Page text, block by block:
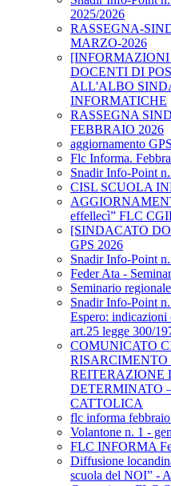
2025/2026
RASSEGNA-
MARZO-2026
DOCENTI DI
ALL'ALBO
INFORMATICHE
RASSEGNA
FEBBRAIO 2026
aggiornamento
Flc Informa.
Snadir Info-Point
CISL SCUOLA
effellecì” FLC
[SINDACATO
GPS 2026
Snadir Info-Point
Feder Ata -
Seminario
Snadir Info-Point
Espero: indicazioni
art.25 legge 300/
COMUNICATO
REITERAZIONE
DETERMINATO
CATTOLICA
flc informa
Volantone n. 1 -
FLC INFORMA
Diffusione
scuola del NOI” -